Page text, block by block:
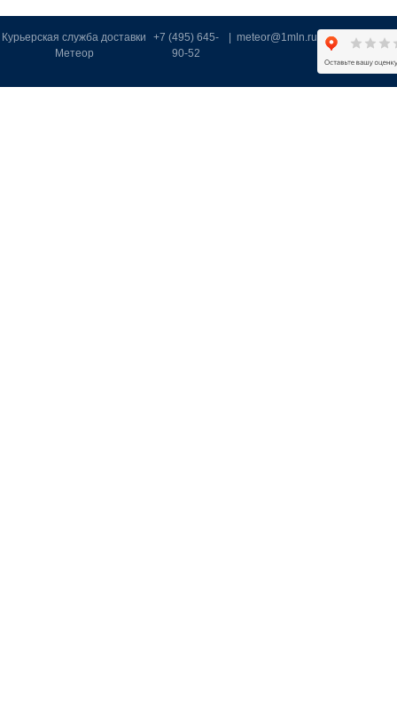
Курьерская служба доставки
Метеор
+7 (495) 645-
90-52
|meteor@1mln.ru